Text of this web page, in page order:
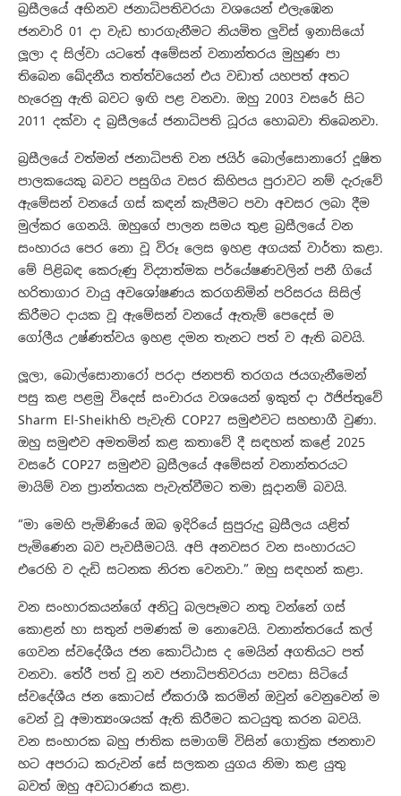
බ්‍රසීලයේ අභිනව ජනාධිපතිවරයා වශයෙන් එලැඹෙන
ජනවාරි 01 දා වැඩ භාරගැනීමට නියමිත ලුවිස් ඉනාසියෝ
ලූලා ද සිල්වා යටතේ අමේසන් වනාන්තරය මුහුණ පා
තිබෙන ඛේදනීය තත්ත්වයෙන් එය වඩාත් යහපත් අතට
හැරෙනු ඇති බවට ඉඟි පළ වනවා. ඔහු 2003 වසරේ සිට
2011 දක්වා ද බ්‍රසීලයේ ජනාධිපති ධූරය හොබවා තිබෙනවා.
බ්‍රසීලයේ වත්මන් ජනාධිපති වන ජයිර් බොල්සොනාරෝ දූෂිත
පාලකයෙකු බවට පසුගිය වසර කිහිපය පුරාවට නම් දැරුවේ
ඇමේසන් වනයේ ගස් කඳන් කැපීමට පවා අවසර ලබා දීම
මුල්කර ගෙනයි. ඔහුගේ පාලන සමය තුළ බ්‍රසීලයේ වන
සංහාරය පෙර නො වූ විරූ ලෙස ඉහළ අගයක් වාර්තා කළා.
මේ පිළිබඳ කෙරුණු විද්‍යාත්මක පර්යේෂණවලින් පනී ගියේ
හරිතාගාර වායු අව⁣ශෝෂණය කරගනිමින් පරිසරය සිසිල්
කිරීමට දායක වූ ඇමේසන් වනයේ ඇතැම් පෙදෙස් ම
ගෝලීය උෂ්ණත්වය ඉහළ දමන තැනට පත් ව ඇති බවයි.
ලූලා, බොල්සොනාරෝ පරදා ජනපති තරගය ජයගැනීමෙන්
පසු කළ පළමු විදෙස් සංචාරය වශයෙන් ඉකුත් දා ඊජිප්තුවේ
Sharm El-Sheikhහි පැවැති COP27 සමුළුවට සහභාගී වුණා.
ඔහු සමුළුව අමතමින් කළ කතාවේ දී සඳහන් කළේ 2025
වසරේ COP27 සමුළුව බ්‍රසීලයේ අමේසන් වනාන්තරයට
මායිම් වන ප්‍රාන්තයක පැවැත්වීමට තමා සූදානම් බවයි.
“මා මෙහි පැමිණියේ ඔබ ඉදිරියේ සුපුරුදු බ්‍රසීලය යළිත්
පැමිණෙන බව පැවසීමටයි. අපි අනවසර වන සංහාරයට
එරෙහි ව දැඩි සටනක නිරත වෙනවා.” ඔහු සඳහන් කළා.
වන සංහාරකයන්ගේ අනිටු බලපෑමට නතු වන්නේ ගස්
කොළන් හා සතුන් පමණක් ⁣ම නොවෙයි. වනාන්තරයේ කල්
ගෙවන ස්වදේශීය ජන කොට්ඨාස ද මෙයින් අගතියට පත්
වනවා. තේරී පත් වූ නව ජනාධිපතිවරයා පවසා සිටියේ
ස්වදේශීය ජන කොටස් ඒකරාශී කරමින් ඔවුන් වෙනුවෙන් ම
වෙන් වූ අමාත්‍යංශයක් ඇති කිරීමට කටයුතු කරන බවයි.
වන සංහාරක බහු ජාතික සමාගම් විසින් ගොත්‍රික ජනතාව
හට අපරාධ කරුවන් සේ සලකන යුගය නිමා කළ යුතු
බවත් ඔහු අවධාරණය කළා.